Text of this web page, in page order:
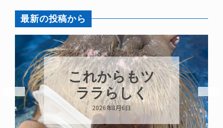
最新の投稿から
これからもツ
ララらしく
2026年8月6日